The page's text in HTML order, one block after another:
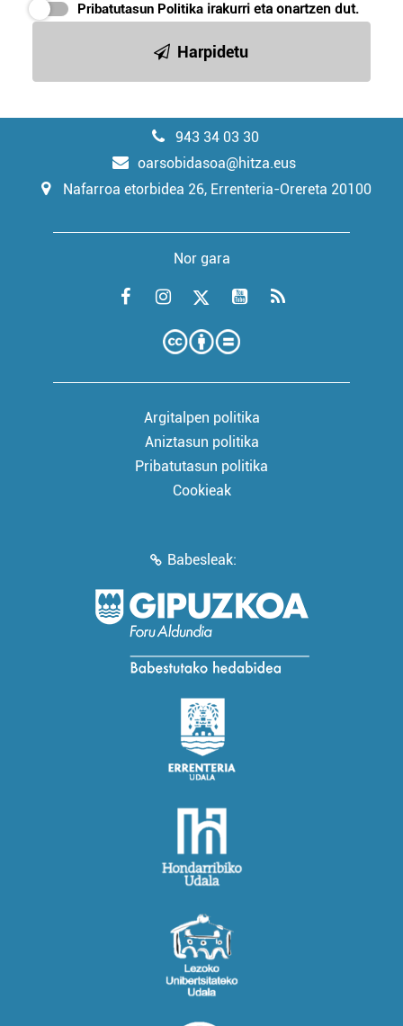
Pribatutasun Politika irakurri eta onartzen dut.
Harpidetu
943 34 03 30
oarsobidasoa@hitza.eus
Nafarroa etorbidea 26, Errenteria-Orereta 20100
Nor gara
Argitalpen politika
Aniztasun politika
Pribatutasun politika
Cookieak
Babesleak: